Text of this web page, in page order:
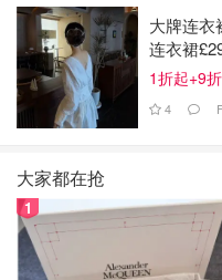
配备 32GB DDR5 内存 和
和存储空间，能应对大多
渲染、视频剪辑。
大牌连衣
连衣裙
1折起+9
4
大家都在抢
1